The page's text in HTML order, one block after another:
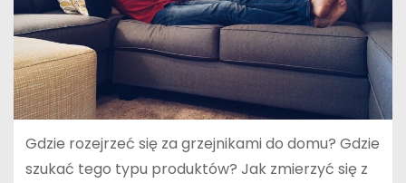
Gdzie rozejrzeć się za grzejnikami do domu? Gdzie
szukać tego typu produktów? Jak zmierzyć się z